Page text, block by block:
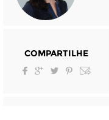
COMPARTILHE